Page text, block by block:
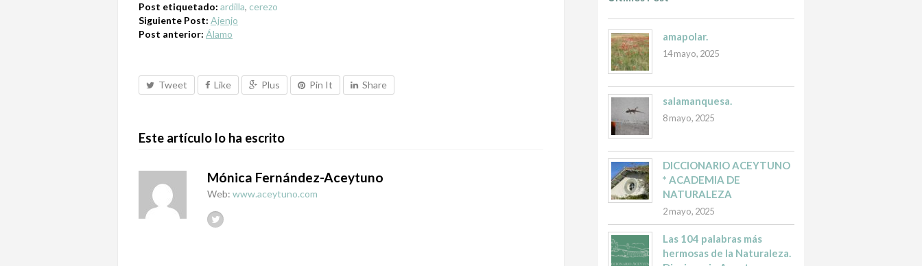
Post etiquetado: ardilla, cerezo
Siguiente Post: Ajenjo
Post anterior: Álamo
Tweet Like Plus Pin It Share
Este artículo lo ha escrito
Mónica Fernández-Aceytuno
Web: www.aceytuno.com
amapolar.
14 mayo, 2025
salamanquesa.
8 mayo, 2025
DICCIONARIO ACEYTUNO
* ACADEMIA DE
NATURALEZA
2 mayo, 2025
Las 104 palabras más
hermosas de la Naturaleza.